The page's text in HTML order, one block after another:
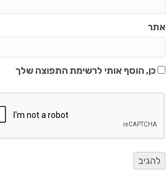
אתר
כן, הוסף אותי לרשימת התפוצה שלך